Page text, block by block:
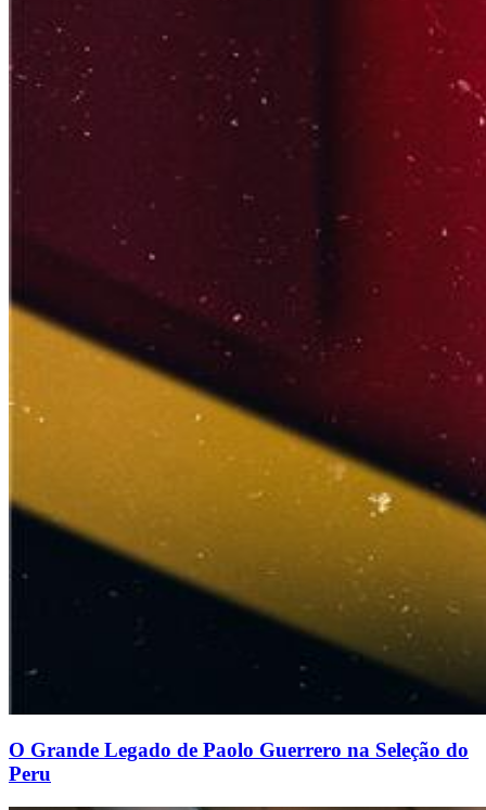
O Grande Legado de Paolo Guerrero na Seleção do
Peru